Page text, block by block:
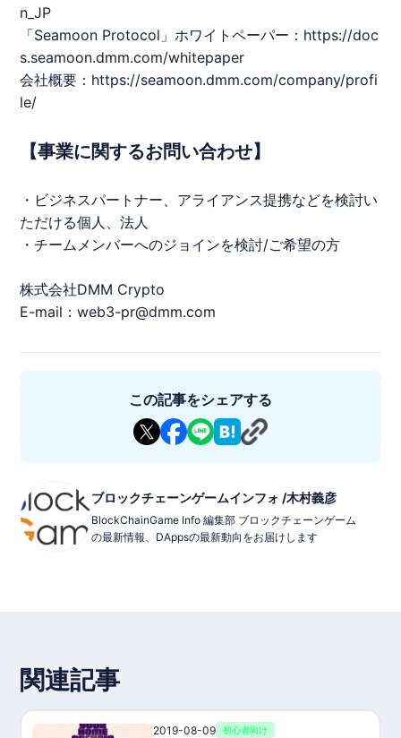
n_JP
「Seamoon Protocol」ホワイトペーパー： https://doc
s.seamoon.dmm.com/whitepaper
会社概要： https://seamoon.dmm.com/company/profi
le/
【事業に関するお問い合わせ】
・ビジネスパートナー、アライアンス提携などを検討い
ただける個人、法人
・チームメンバーへのジョインを検討/ご希望の方
株式会社DMM Crypto
E-mail：web3-pr@dmm.com
この記事をシェアする
ブロックチェーンゲームインフォ /木村義彦
BlockChainGame Info 編集部 ブロックチェーンゲーム
の最新情報、DAppsの最新動向をお届けします
関連記事
2019-08-09 初心者向け